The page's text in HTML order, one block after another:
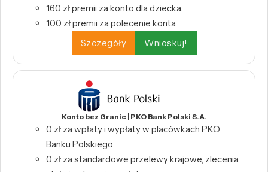
160 zł premii za konto dla dziecka.
100 zł premii za polecenie konta.
Szczegóły
Wnioskuj!
Konto bez Granic | PKO Bank Polski S.A.
0 zł za wpłaty i wypłaty w placówkach PKO
Banku Polskiego
0 zł za standardowe przelewy krajowe, zlecenia